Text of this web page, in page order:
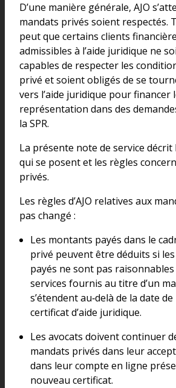
D’une manière générale, AJO
mandats privés soient respectés.
peut que certains clients
admissibles à l’aide juridique ne
capables de respecter les
privé et soient obligés de se
vers l’aide juridique pour financer
représentation dans des
la SPR.
La présente note de service
qui se posent et les règles
privés.
Les règles d’AJO relatives aux
pas changé :
Les montants payés dans le
privé peuvent être déduits si
payés ne sont pas
services fournis au titre d’un
s’étendent au‑delà de la date de
certificat d’aide juridique.
Les avocats doivent continuer
mandats privés dans leur
dans leur compte en ligne
nouveau certificat.